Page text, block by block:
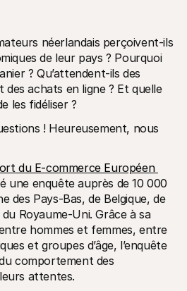
packages prêts à l'emploi
de développeurs
API
de
Découvrez comment nous aidons
néerlandais perçoivent-ils
de leur pays ? Pourquoi
? Qu’attendent-ils des
achats en ligne ? Et quelle
les fidéliser ?
! Heureusement, nous
du E-commerce Européen
une enquête auprès de 10 000
des Pays-Bas, de Belgique, de
du Royaume-Uni. Grâce à sa
hommes et femmes, entre
et groupes d’âge, l’enquête
comportement des
attentes.